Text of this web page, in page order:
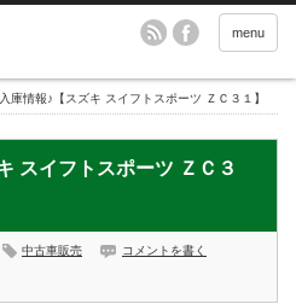
menu
庫情報♪【スズキ スイフトスポーツ ＺＣ３１】
スイフトスポーツ ＺＣ３
中古車販売 コメントを書く